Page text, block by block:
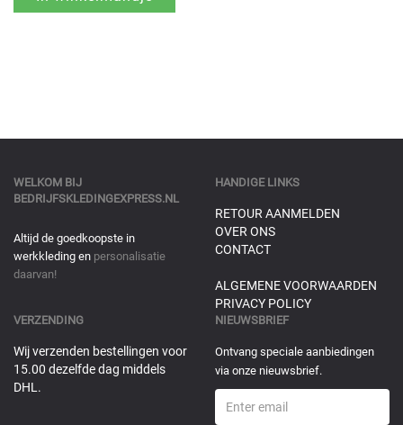
WELKOM BIJ
BEDRIJFSKLEDINGEXPRESS.NL
Altijd de goedkoopste in
werkkleding en personalisatie
daarvan!
HANDIGE LINKS
RETOUR AANMELDEN
OVER ONS
CONTACT
ALGEMENE VOORWAARDEN
PRIVACY POLICY
VERZENDING
Wij verzenden bestellingen voor
15.00 dezelfde dag middels
DHL.
NIEUWSBRIEF
Ontvang speciale aanbiedingen
via onze nieuwsbrief.